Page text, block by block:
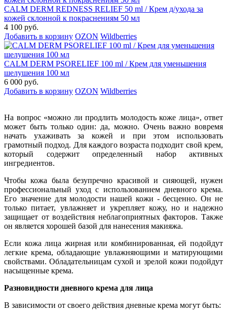
CALM DERM REDNESS RELIEF 50 ml / Крем д/ухода за
кожей склонной к покраснениям 50 мл
4 100 руб.
Добавить в корзину OZON Wildberries
CALM DERM PSORELIEF 100 ml / Крем для уменьшения
шелушения 100 мл
6 000 руб.
Добавить в корзину OZON Wildberries
На вопрос «можно ли продлить молодость коже лица», ответ
может быть только один: да, можно. Очень важно вовремя
начать ухаживать за кожей и при этом использовать
грамотный подход. Для каждого возраста подходит свой крем,
который содержит определенный набор активных
ингредиентов.
Чтобы кожа была безупречно красивой и сияющей, нужен
профессиональный уход с использованием дневного крема.
Его значение для молодости нашей кожи - бесценно. Он не
только питает, увлажняет и укрепляет кожу, но и надежно
защищает от воздействия неблагоприятных факторов. Также
он является хорошей базой для нанесения макияжа.
Если кожа лица жирная или комбинированная, ей подойдут
легкие крема, обладающие увлажняющими и матирующими
свойствами. Обладательницам сухой и зрелой кожи подойдут
насыщенные крема.
Разновидности дневного крема для лица
В зависимости от своего действия дневные крема могут быть: